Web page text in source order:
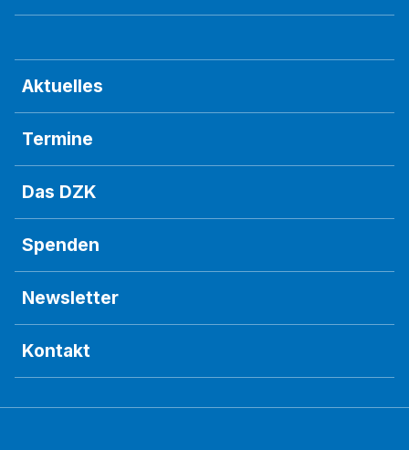
Aktuelles
Termine
Das DZK
Spenden
Newsletter
Kontakt